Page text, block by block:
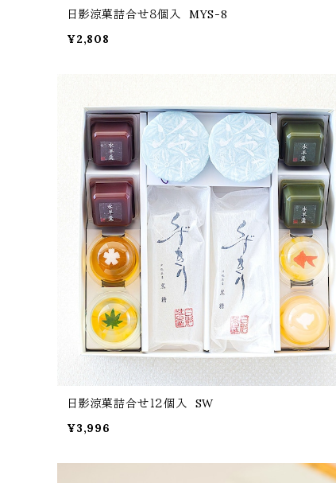
日影涼菓詰合せ８個入 MYS-8
¥2,808
日影涼菓詰合せ１２個入 SW
¥3,996